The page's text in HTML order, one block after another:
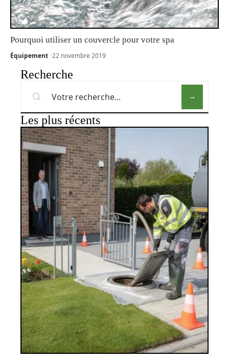
Pourquoi utiliser un couvercle pour votre spa
Équipement 22 novembre 2019
Recherche
Les plus récents